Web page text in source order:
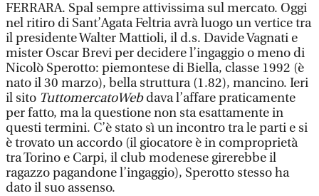
FERRARA. Spal sempre attivissima sul mercato. Oggi
nel ritiro di Sant’Agata Feltria avrà luogo un vertice tra
il presidente Walter Mattioli, il d.s. Davide Vagnati e
mister Oscar Brevi per decidere l’ingaggio o meno di
Nicolò Sperotto: piemontese di Biella, classe 1992 (è
nato il 30 marzo), bella struttura (1.82), mancino. Ieri
il sito TuttomercatoWebdava l’affare praticamente
per fatto, ma la questione non sta esattamente in
questi termini. C’è stato sì un incontro tra le parti e si
è trovato un accordo (il giocatore è in comproprietà
tra Torino e Carpi, il club modenese girerebbe il
ragazzo pagandone l’ingaggio), Sperotto stesso ha
dato il suo assenso.